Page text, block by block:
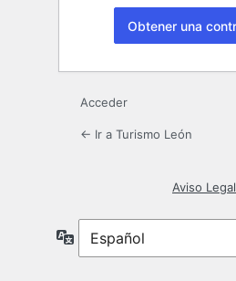
Acceder
← Ir a Turismo León
Aviso Legal
Idioma